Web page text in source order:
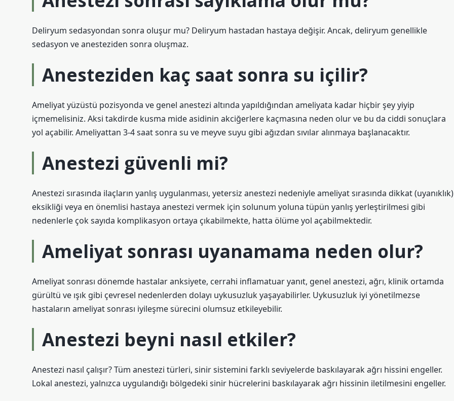
Deliryum sedasyondan sonra oluşur mu? Deliryum hastadan hastaya değişir. Ancak, deliryum genellikle
sedasyon ve anesteziden sonra oluşmaz.
Anesteziden kaç saat sonra su içilir?
Ameliyat yüzüstü pozisyonda ve genel anestezi altında yapıldığından ameliyata kadar hiçbir şey yiyip
içmemelisiniz. Aksi takdirde kusma mide asidinin akciğerlere kaçmasına neden olur ve bu da ciddi sonuçlara
yol açabilir. Ameliyattan 3-4 saat sonra su ve meyve suyu gibi ağızdan sıvılar alınmaya başlanacaktır.
Anestezi güvenli mi?
Anestezi sırasında ilaçların yanlış uygulanması, yetersiz anestezi nedeniyle ameliyat sırasında dikkat (uyanıklık)
eksikliği veya en önemlisi hastaya anestezi vermek için solunum yoluna tüpün yanlış yerleştirilmesi gibi
nedenlerle çok sayıda komplikasyon ortaya çıkabilmekte, hatta ölüme yol açabilmektedir.
Ameliyat sonrası uyanamama neden olur?
Ameliyat sonrası dönemde hastalar anksiyete, cerrahi inflamatuar yanıt, genel anestezi, ağrı, klinik ortamda
gürültü ve ışık gibi çevresel nedenlerden dolayı uykusuzluk yaşayabilirler. Uykusuzluk iyi yönetilmezse
hastaların ameliyat sonrası iyileşme sürecini olumsuz etkileyebilir.
Anestezi beyni nasıl etkiler?
Anestezi nasıl çalışır? Tüm anestezi türleri, sinir sistemini farklı seviyelerde baskılayarak ağrı hissini engeller.
Lokal anestezi, yalnızca uygulandığı bölgedeki sinir hücrelerini baskılayarak ağrı hissinin iletilmesini engeller.